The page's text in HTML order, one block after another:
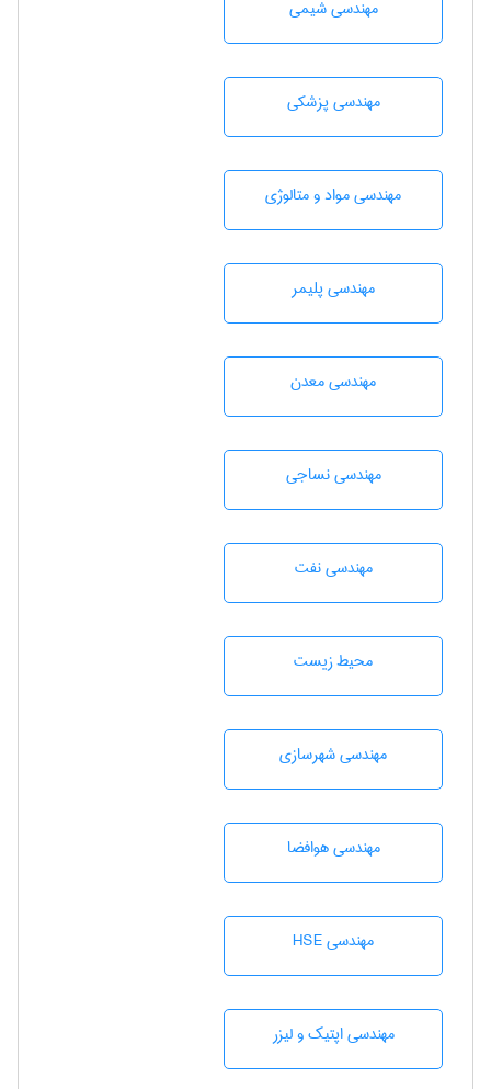
مهندسي شيمی
مهندسی پزشکی
مهندسی مواد و متالوژی
مهندسی پليمر
مهندسی معدن
مهندسي نساجی
مهندسی نفت
محيط زيست
مهندسی شهرسازی
مهندسی هوافضا
مهندسی HSE
مهندسی اپتیک و لیزر